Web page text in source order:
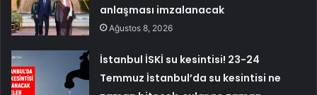
anlaşması imzalanacak
Ağustos 8, 2026
İstanbul İSKİ su kesintisi! 23-24
Temmuz İstanbul’da su kesintisi ne